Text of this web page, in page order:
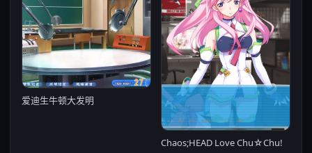
爱迪生牛顿大发明
Chaos;HEAD Love Chu☆Chu!